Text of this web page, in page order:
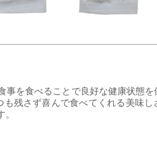
を食べることで良好な健康状態を
残さず喜んで食べてくれる美味し